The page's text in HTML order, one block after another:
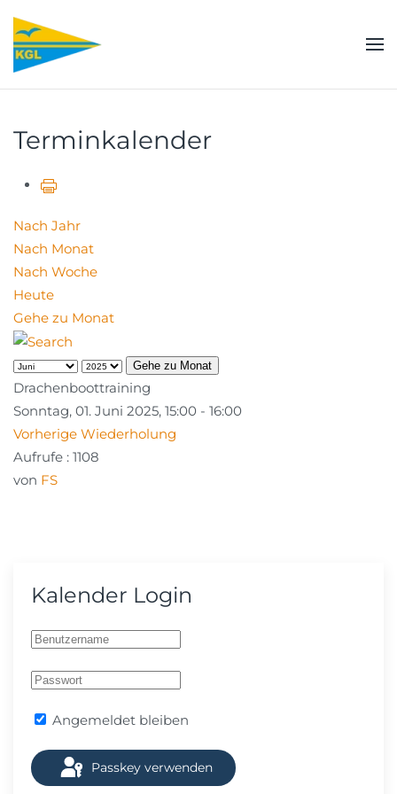
Zum Hauptinhalt springen
Terminkalender
Nach Jahr
Nach Monat
Nach Woche
Heute
Gehe zu Monat
Gehe zu Monat
Drachenboottraining
Sonntag, 01. Juni 2025, 15:00 - 16:00
Vorherige Wiederholung
Aufrufe : 1108
von FS
Kalender Login
Angemeldet bleiben
Passkey verwenden